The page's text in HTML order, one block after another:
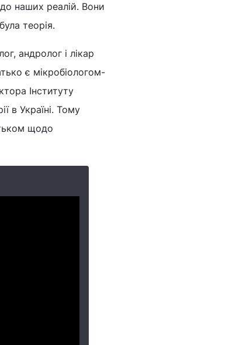
наших реалій. Вони
теорія.
андролог і лікар
є мікробіологом-
Інституту
в Україні. Тому
щодо